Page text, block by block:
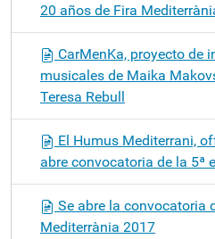
20 años de Fira
CarMenKa, proyecto de
musicales de Maika
Teresa Rebull
El Humus Mediterrani,
abre convocatoria de la 5ª
Se abre la convocatoria
Mediterrània 2017